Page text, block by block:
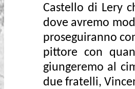
Castello di Lery
dove avremo
proseguiranno
pittore con
giungeremo al
due fratelli,